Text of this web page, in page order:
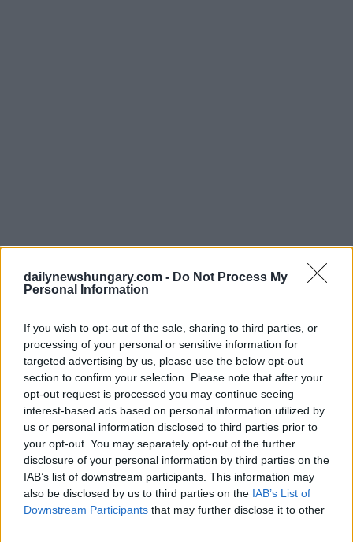
dailynewshungary.com - Do Not Process My
Personal Information
If you wish to opt-out of the sale, sharing to third parties, or
processing of your personal or sensitive information for
targeted advertising by us, please use the below opt-out
section to confirm your selection. Please note that after your
opt-out request is processed you may continue seeing
interest-based ads based on personal information utilized by
us or personal information disclosed to third parties prior to
your opt-out. You may separately opt-out of the further
disclosure of your personal information by third parties on the
IAB’s list of downstream participants. This information may
also be disclosed by us to third parties on the IAB’s List of
Downstream Participants that may further disclose it to other
László Kövér colloca il suo messaggio di pace sull’albero di
“wish” del museo nazionale nella mostra Yoko Ono: